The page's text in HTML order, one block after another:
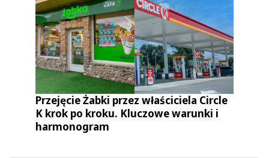
Przejęcie Żabki przez właściciela Circle
K krok po kroku. Kluczowe warunki i
harmonogram